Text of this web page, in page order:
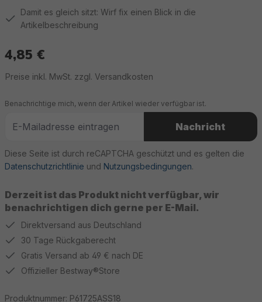
Damit es gleich sitzt: Wirf fix einen Blick in die
Artikelbeschreibung
4,85 €
Preise inkl. MwSt. zzgl. Versandkosten
Derzeit ist das Produkt nicht verfügbar, wir
benachrichtigen dich gerne per E-Mail.
Benachrichtige mich, wenn der Artikel wieder verfügbar ist.
Nachricht
Diese Seite ist durch reCAPTCHA geschützt und es gelten die
Datenschutzrichtlinie und Nutzungsbedingungen.
Direktversand aus Deutschland
30 Tage Rückgaberecht
Gratis Versand ab 49 € nach DE
Offizieller Bestway®Store
Produktnummer: P61725ASS18